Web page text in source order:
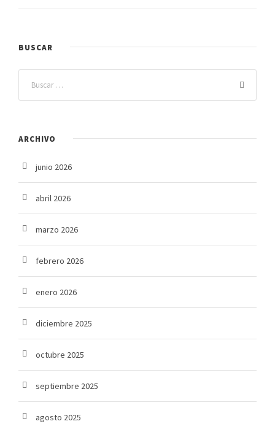
BUSCAR
ARCHIVO
junio 2026
abril 2026
marzo 2026
febrero 2026
enero 2026
diciembre 2025
octubre 2025
septiembre 2025
agosto 2025